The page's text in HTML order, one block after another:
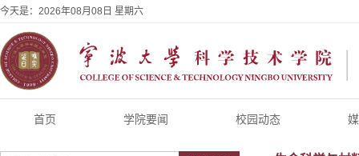
今天是： 2026年08月08日 星期六
首页 学院要闻 校园动态